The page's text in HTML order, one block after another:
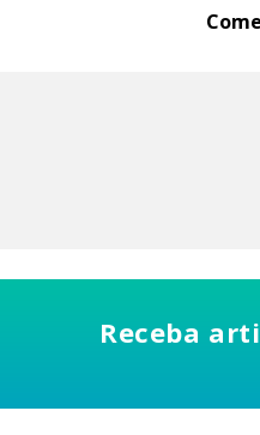
Receba